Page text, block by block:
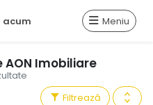
acum Meniu
Imobiliare
Filtrează